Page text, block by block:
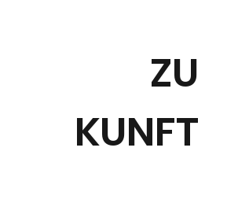
ZU
KUNFT